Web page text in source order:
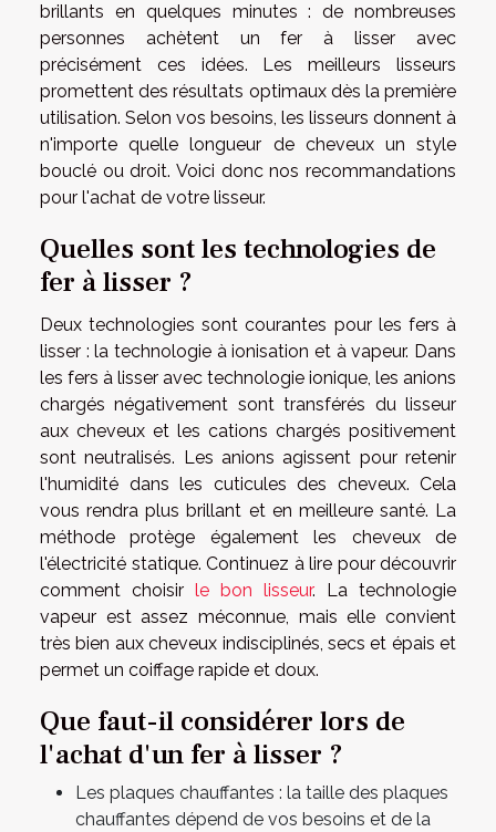
brillants en quelques minutes : de nombreuses
personnes achètent un fer à lisser avec
précisément ces idées. Les meilleurs lisseurs
promettent des résultats optimaux dès la première
utilisation. Selon vos besoins, les lisseurs donnent à
n'importe quelle longueur de cheveux un style
bouclé ou droit. Voici donc nos recommandations
pour l'achat de votre lisseur.
Quelles sont les technologies de
fer à lisser ?
Deux technologies sont courantes pour les fers à
lisser : la technologie à ionisation et à vapeur. Dans
les fers à lisser avec technologie ionique, les anions
chargés négativement sont transférés du lisseur
aux cheveux et les cations chargés positivement
sont neutralisés. Les anions agissent pour retenir
l'humidité dans les cuticules des cheveux. Cela
vous rendra plus brillant et en meilleure santé. La
méthode protège également les cheveux de
l'électricité statique. Continuez à lire pour découvrir
comment choisir le bon lisseur. La technologie
vapeur est assez méconnue, mais elle convient
très bien aux cheveux indisciplinés, secs et épais et
permet un coiffage rapide et doux.
Que faut-il considérer lors de
l'achat d'un fer à lisser ?
Les plaques chauffantes : la taille des plaques
chauffantes dépend de vos besoins et de la